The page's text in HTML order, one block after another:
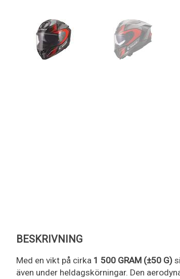
BESKRIVNING
Med en vikt på cirka 1 500 GRAM (±50 G)
även under heldagskörningar. Den